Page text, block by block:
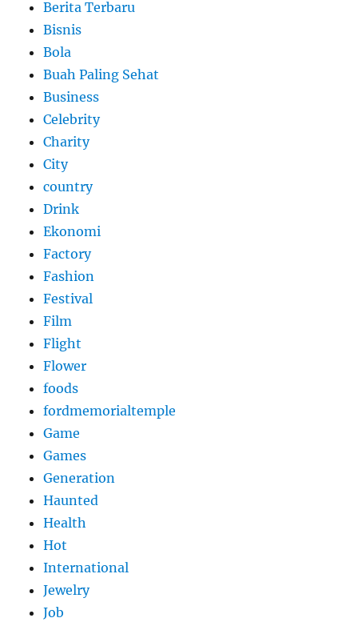
Berita Terbaru
Bisnis
Bola
Buah Paling Sehat
Business
Celebrity
Charity
City
country
Drink
Ekonomi
Factory
Fashion
Festival
Film
Flight
Flower
foods
fordmemorialtemple
Game
Games
Generation
Haunted
Health
Hot
International
Jewelry
Job